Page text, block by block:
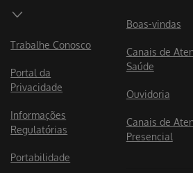
Trabalhe Conosco
Portal da
Privacidade
Informações
Regulatórias
Portabilidade
Boas-vindas
Canais de
Saúde
Ouvidoria
Canais de
Presencial